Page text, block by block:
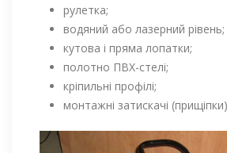
рулетка;
водяний або лазерний рівень;
кутова і пряма лопатки;
полотно ПВХ-стелі;
кріпильні профілі;
монтажні затискачі